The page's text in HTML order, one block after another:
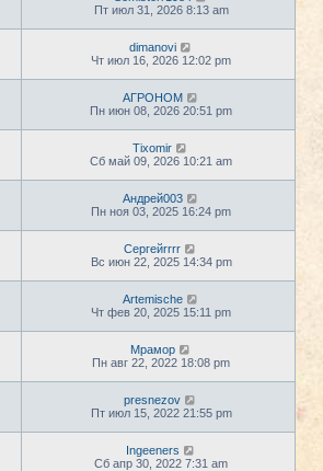
Пт июл 31, 2026 8:13 am
dimanovi
Чт июл 16, 2026 12:02 pm
АГРОНОМ
Пн июн 08, 2026 20:51 pm
Tixomir
Сб май 09, 2026 10:21 am
Андрей003
Пн ноя 03, 2025 16:24 pm
Сергейrrrr
Вс июн 22, 2025 14:34 pm
Artemische
Чт фев 20, 2025 15:11 pm
Мрамор
Пн авг 22, 2022 18:08 pm
presnezov
Пт июл 15, 2022 21:55 pm
Ingeeners
Сб апр 30, 2022 7:31 am